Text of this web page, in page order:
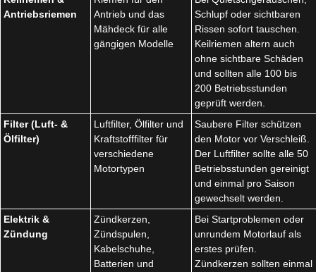
Antriebsriemen
Antrieb und das
Mähdeck für alle
gängigen Modelle
Schlupf oder sichtbaren
Rissen sofort tauschen.
Keilriemen altern auch
ohne sichtbare Schäden
und sollten alle 100 bis
200 Betriebsstunden
geprüft werden.
Filter (Luft- &
Ölfilter)
Luftfilter, Ölfilter und
Kraftstofffilter für
verschiedene
Motortypen
Saubere Filter schützen
den Motor vor Verschleiß.
Der Luftfilter sollte alle 50
Betriebsstunden gereinigt
und einmal pro Saison
gewechselt werden.
Elektrik &
Zündung
Zündkerzen,
Zündspulen,
Kabelschuhe,
Batterien und
Bei Startproblemen oder
unrundem Motorlauf als
erstes prüfen.
Zündkerzen sollten einmal